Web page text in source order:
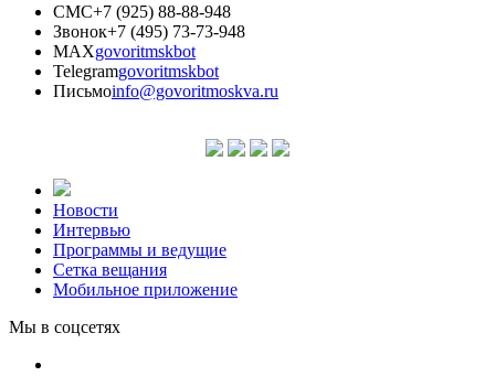
СМС+7 (925) 88-88-948
Звонок+7 (495) 73-73-948
MAXgovoritmskbot
Telegramgovoritmskbot
Письмоinfo@govoritmoskva.ru
Новости
Интервью
Программы и ведущие
Сетка вещания
Мобильное приложение
Мы в соцсетях